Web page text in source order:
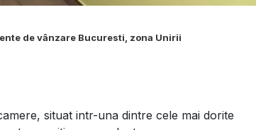
de vânzare Bucuresti, zona Unirii
situat intr-una dintre cele mai dorite